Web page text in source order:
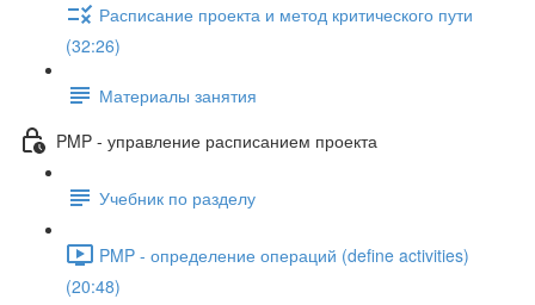
Расписание проекта и метод критического пути
(32:26)
Материалы занятия
PMP - управление расписанием проекта
Учебник по разделу
PMP - определение операций (define activities)
(20:48)